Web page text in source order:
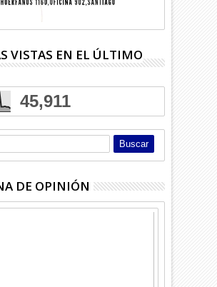
VISTAS EN EL ÚLTIMO
45,911
DE OPINIÓN